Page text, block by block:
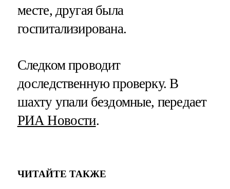
месте, другая была
госпитализирована.
Следком проводит
доследственную проверку. В
шахту упали бездомные, передает
РИА Новости.
ЧИТАЙТЕ ТАКЖЕ